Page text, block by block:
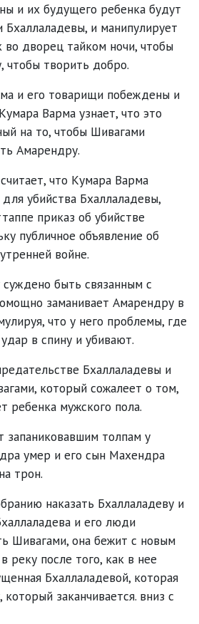
и их будущего ребенка будут
Бхаллаладевы, и манипулирует
во дворец тайком ночи, чтобы
чтобы творить добро.
и его товарищи побеждены и
Варма узнает, что это
на то, чтобы Шивагами
Амарендру.
что Кумара Варма
убийства Бхаллаладевы,
приказ об убийстве
публичное объявление об
войне.
быть связанным с
заманивает Амарендру в
что у него проблемы, где
в спину и убивают.
Бхаллаладевы и
который сожалеет о том,
ребенка мужского пола.
запаниковавшим толпам у
умер и его сын Махендра
трон.
наказать Бхаллаладеву и
и его люди
Шивагами, она бежит с новым
реку после того, как в нее
Бхаллаладевой, которая
заканчивается. вниз с